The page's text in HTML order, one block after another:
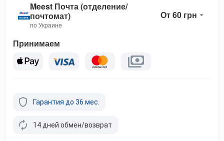
Meest Почта (отделение/
почтомат)
по Украине
От 60 грн
Принимаем
Гарантия до 36 мес.
14 дней обмен/возврат